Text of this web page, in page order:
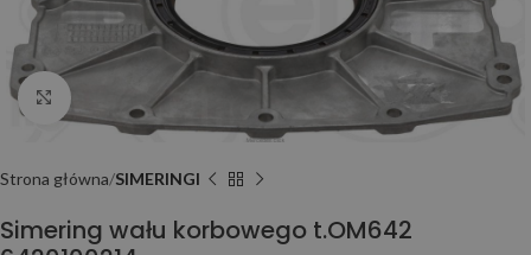
Click to enlarge
Strona główna SIMERINGI
Simering wału korbowego t.OM642